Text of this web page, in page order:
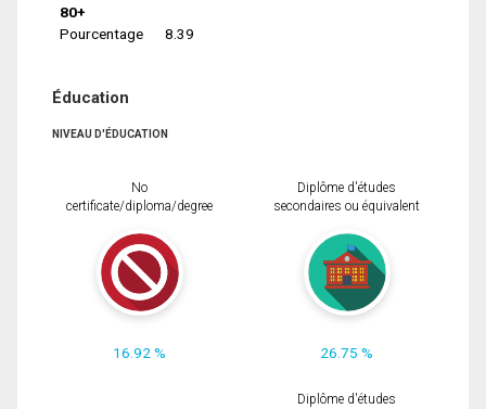
80+
Pourcentage
8.39
Éducation
NIVEAU D'ÉDUCATION
No
certificate/diploma/degree
16.92 %
Diplôme d'études
secondaires ou équivalent
26.75 %
Diplôme d'études